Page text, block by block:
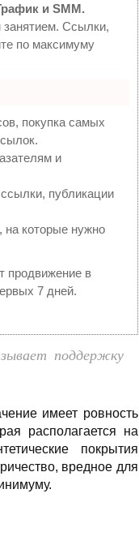
и SMM.
занятием. Ссылки,
по максимуму
покупка самых
и
публикации
на которые нужно
продвижение в
7 дней.
поддержку
имеет ровность
располагается на
покрытия
вредное для